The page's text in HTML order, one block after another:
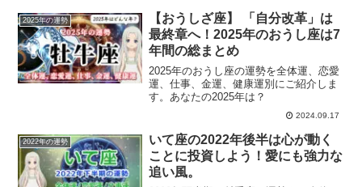
2025年の運勢
【おうしざ座】 「自分改革」は
最終章へ！2025年のおうし座は7
年間の総まとめ
2025年のおうし座の運勢を全体運、恋愛
運、仕事、金運、健康運別にご紹介しま
す。あなたの2025年は？
2024.09.17
2022年の運勢
いて座の2022年後半は心が動く
ことに投資しよう！愛にも強力な
追い風。